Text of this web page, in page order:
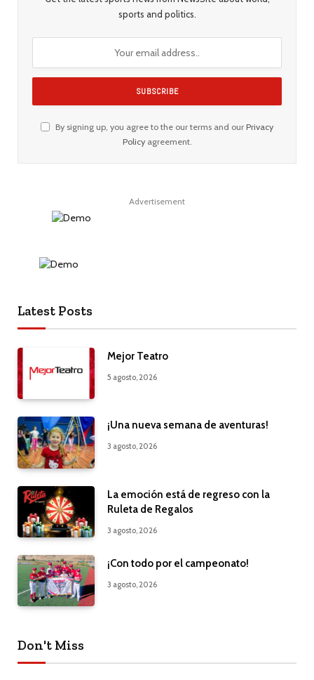
sports and politics.
By signing up, you agree to the our terms and our Privacy
Policyagreement.
Advertisement
Latest Posts
Mejor Teatro
5 agosto, 2026
¡Una nueva semana de aventuras!
3 agosto, 2026
La emoción está de regreso con la
Ruleta de Regalos
3 agosto, 2026
¡Con todo por el campeonato!
3 agosto, 2026
Don't Miss